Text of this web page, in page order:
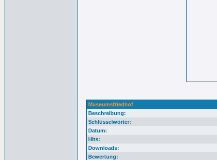
Museumsfriedhof
Beschreibung:
Schlüsselwörter:
Datum:
Hits:
Downloads:
Bewertung: